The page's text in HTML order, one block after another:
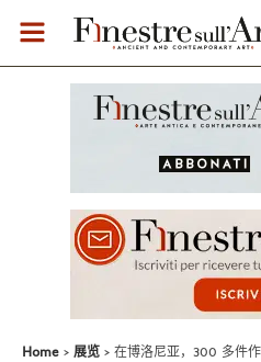
Home 展览
在博洛尼亚，300 多件